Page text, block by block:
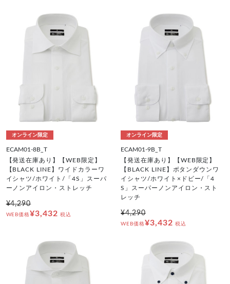
オンライン限定
ECAM01-8B_T
【発送在庫あり】【WEB限定】
【BLACK LINE】ワイドカラーワ
イシャツ/ホワイト/「4S」スーパ
ーノンアイロン・ストレッチ
¥4,290
WEB価格¥3,432 税込
オンライン限定
ECAM01-9B_T
【発送在庫あり】【WEB限定】
【BLACK LINE】ボタンダウンワ
イシャツ/ホワイト×ドビー/「4
S」スーパーノンアイロン・スト
レッチ
¥4,290
WEB価格¥3,432 税込